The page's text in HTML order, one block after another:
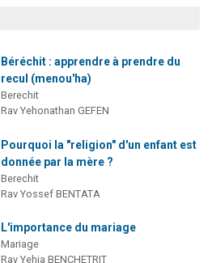
Béréchit : apprendre à prendre du
recul (menou'ha)
Berechit
Rav Yehonathan GEFEN
Pourquoi la "religion" d'un enfant est
donnée par la mère ?
Berechit
Rav Yossef BENTATA
L'importance du mariage
Mariage
Rav Yehia BENCHETRIT